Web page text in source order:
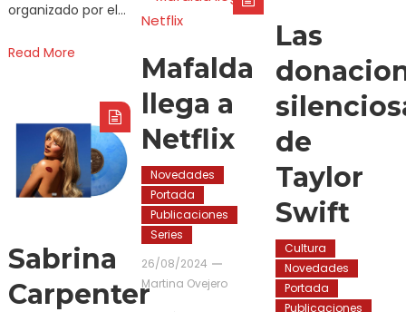
organizado por el…
Read More
Las
de
Taylor
Swift
Cultura
Novedades
Portada
Publicaciones
Mafalda
llega a
Netflix
Novedades
Portada
Publicaciones
Series
26/08/2024
Martina Ovejero
Sabrina
Carpenter